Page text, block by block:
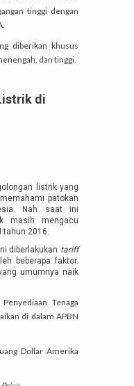
tinggi dengan
diberikan khusus
dan tinggi.
di
listrik yang
patokan
Nah saat ini
masih mengacu
tahun 2016.
diberlakukan tariff
beberapa faktor.
umumnya naik
Tenaga
di dalam APBN
Dollar Amerika